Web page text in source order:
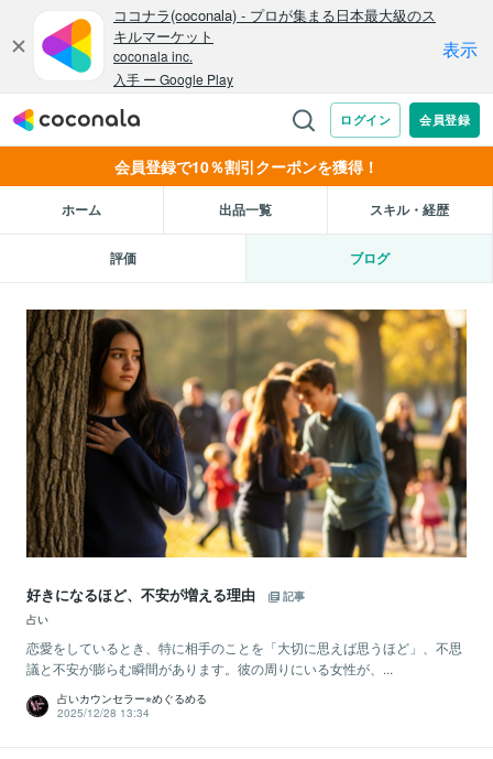
会員登録で10％割引クーポンを獲得！
ホーム 出品一覧 スキル・経歴
評価 ブログ
好きになるほど、不安が増える理由
記事
占い
恋愛をしているとき、特に相手のことを「大切に思えば思うほど」、不思
議と不安が膨らむ瞬間があります。彼の周りにいる女性が、...
占いカウンセラー⭐︎めぐるめる
2025/12/28 13:34